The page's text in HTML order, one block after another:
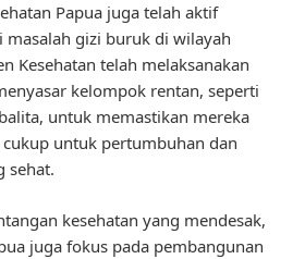
Papua juga telah aktif
masalah gizi buruk di wilayah
Kesehatan telah melaksanakan
kelompok rentan, seperti
untuk memastikan mereka
untuk pertumbuhan dan
sehat.
kesehatan yang mendesak,
juga fokus pada pembangunan